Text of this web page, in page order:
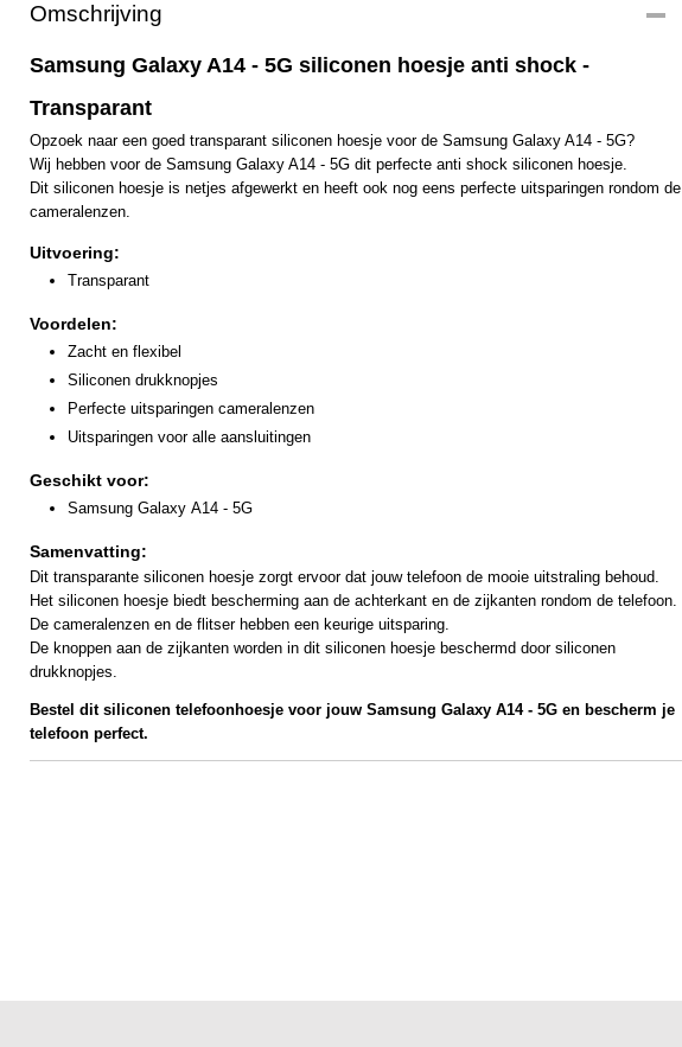
Omschrijving
Samsung Galaxy A14 - 5G siliconen hoesje anti shock -
Transparant
Opzoek naar een goed transparant siliconen hoesje voor de Samsung Galaxy A14 - 5G?
Wij hebben voor de Samsung Galaxy A14 - 5G dit perfecte anti shock siliconen hoesje.
Dit siliconen hoesje is netjes afgewerkt en heeft ook nog eens perfecte uitsparingen rondom de
cameralenzen.
Uitvoering:
Transparant
Voordelen:
Zacht en flexibel
Siliconen drukknopjes
Perfecte uitsparingen cameralenzen
Uitsparingen voor alle aansluitingen
Geschikt voor:
Samsung Galaxy A14 - 5G
Samenvatting:
Dit transparante siliconen hoesje zorgt ervoor dat jouw telefoon de mooie uitstraling behoud.
Het siliconen hoesje biedt bescherming aan de achterkant en de zijkanten rondom de telefoon.
De cameralenzen en de flitser hebben een keurige uitsparing.
De knoppen aan de zijkanten worden in dit siliconen hoesje beschermd door siliconen
drukknopjes.
Bestel dit siliconen telefoonhoesje voor jouw Samsung Galaxy A14 - 5G en bescherm je
telefoon perfect.